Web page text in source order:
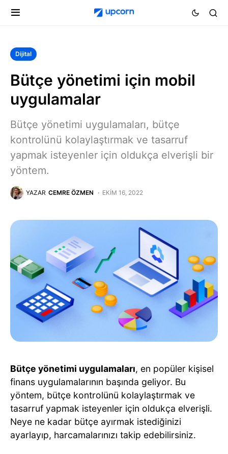
Dijital
Bütçe yönetimi için mobil
uygulamalar
Bütçe yönetimi uygulamaları, bütçe
kontrolünü kolaylaştırmak ve tasarruf
yapmak isteyenler için oldukça elverişli bir
yöntem.
YAZAR CEMRE ÖZMEN EKIM 16, 2022
Bütçe yönetimi uygulamaları, en popüler kişisel
finans uygulamalarının başında geliyor. Bu
yöntem, bütçe kontrolünü kolaylaştırmak ve
tasarruf yapmak isteyenler için oldukça elverişli.
Neye ne kadar bütçe ayırmak istediğinizi
ayarlayıp, harcamalarınızı takip edebilirsiniz.